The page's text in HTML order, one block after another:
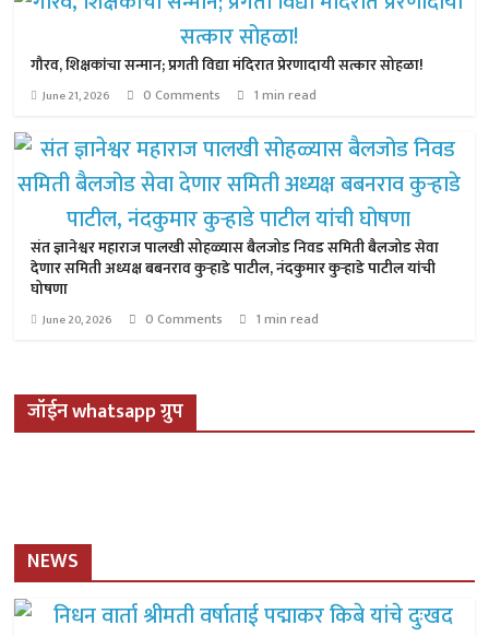
गौरव, शिक्षकांचा सन्मान; प्रगती विद्या मंदिरात प्रेरणादायी सत्कार सोहळा!
June 21, 2026 0 Comments 1 min read
संत ज्ञानेश्वर महाराज पालखी सोहळ्यास बैलजोड निवड समिती बैलजोड सेवा
देणार समिती अध्यक्ष बबनराव कुऱ्हाडे पाटील, नंदकुमार कुऱ्हाडे पाटील यांची
घोषणा
June 20, 2026 0 Comments 1 min read
जॉईन whatsapp ग्रुप
NEWS